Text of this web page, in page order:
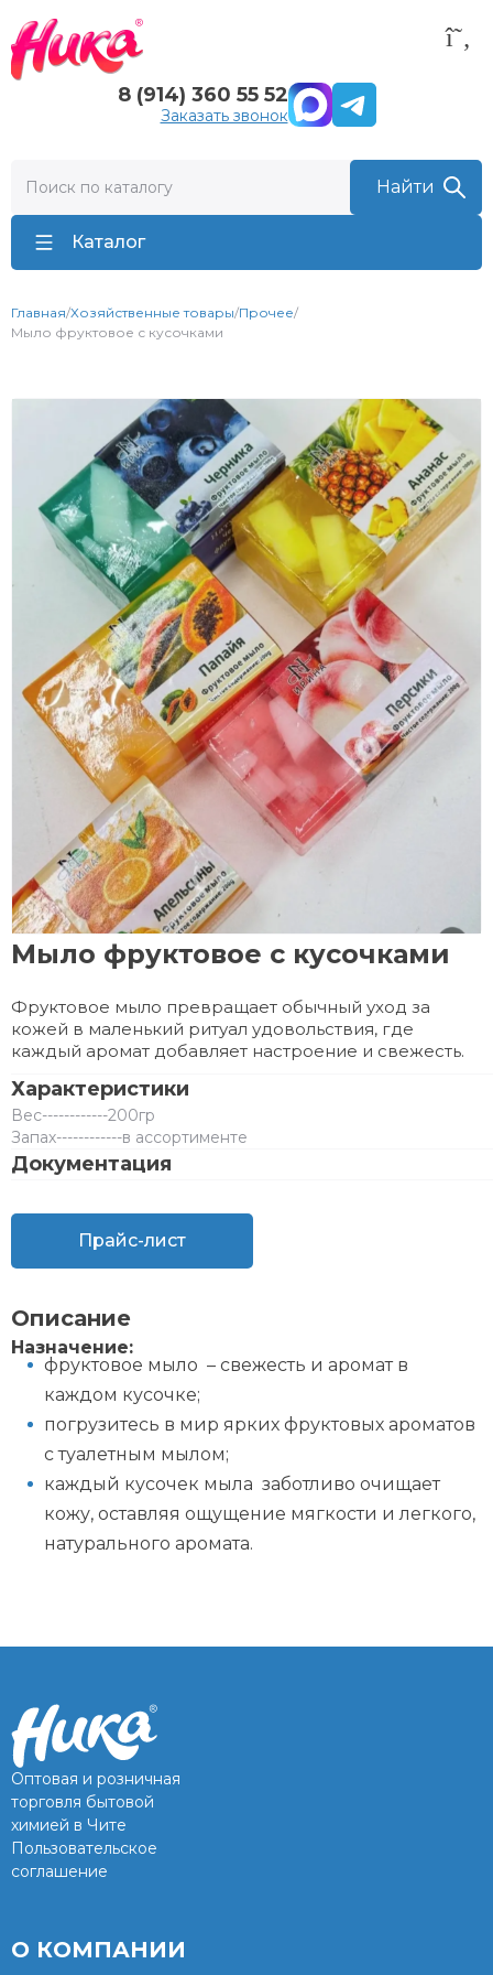
8 (914) 360 55 52
Заказать звонок
Каталог
Главная/Хозяйственные товары/Прочее/
Мыло фруктовое с кусочками
Мыло фруктовое с кусочками
Фруктовое мыло превращает обычный уход за
кожей в маленький ритуал удовольствия, где
каждый аромат добавляет настроение и свежесть.
Характеристики
Вес------------200гр
Запах------------в ассортименте
Документация
Прайс-лист
Описание
Назначение:
фруктовое мыло – свежесть и аромат в
каждом кусочке;
погрузитесь в мир ярких фруктовых ароматов
с туалетным мылом;
каждый кусочек мыла заботливо очищает
кожу, оставляя ощущение мягкости и легкого,
натурального аромата.
Оптовая и розничная
торговля бытовой
химией в Чите
Пользовательское
соглашение
О КОМПАНИИ